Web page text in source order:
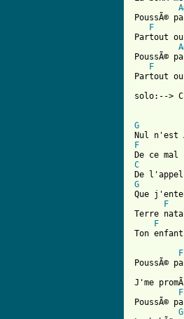
PoussÃ©
F
Partout
PoussÃ©
F
Partout
solo:-->
G
F
C
G
Que
F
Terre
F
Ton
F
PoussÃ©
J'me
F
PoussÃ©
G